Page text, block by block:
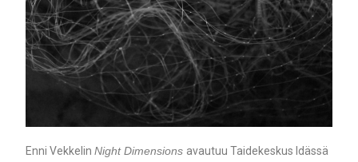
Enni VekkelinNight Dimensions avautuu Taidekeskus Idässä